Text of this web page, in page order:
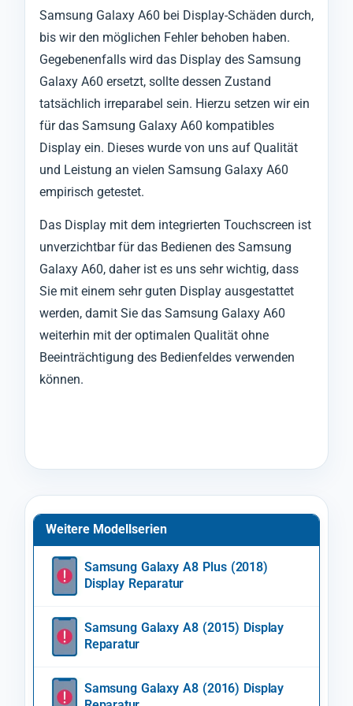
Samsung Galaxy A60 bei Display-Schäden durch,
bis wir den möglichen Fehler behoben haben.
Gegebenenfalls wird das Display des Samsung
Galaxy A60 ersetzt, sollte dessen Zustand
tatsächlich irreparabel sein. Hierzu setzen wir ein
für das Samsung Galaxy A60 kompatibles
Display ein. Dieses wurde von uns auf Qualität
und Leistung an vielen Samsung Galaxy A60
empirisch getestet.
Das Display mit dem integrierten Touchscreen ist
unverzichtbar für das Bedienen des Samsung
Galaxy A60, daher ist es uns sehr wichtig, dass
Sie mit einem sehr guten Display ausgestattet
werden, damit Sie das Samsung Galaxy A60
weiterhin mit der optimalen Qualität ohne
Beeinträchtigung des Bedienfeldes verwenden
können.
Weitere Modellserien
Samsung Galaxy A8 Plus (2018)
Display Reparatur
Samsung Galaxy A8 (2015) Display
Reparatur
Samsung Galaxy A8 (2016) Display